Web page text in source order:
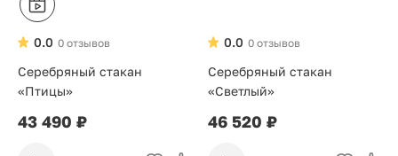
0 отзывов
0.0
Серебряный стакан
«Птицы»
43 490 ₽
0 отзывов
0.0
Серебряный стакан
«Светлый»
46 520 ₽